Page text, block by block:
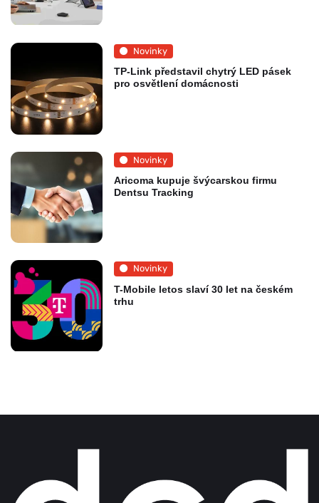
Novinky
TP-Link představil chytrý LED pásek
pro osvětlení domácnosti
Novinky
Aricoma kupuje švýcarskou firmu
Dentsu Tracking
Novinky
T-Mobile letos slaví 30 let na českém
trhu